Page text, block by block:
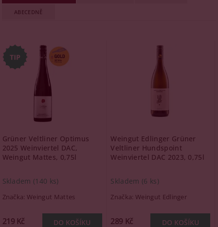
ABECEDNĚ
Grüner Veltliner Optimus
2025 Weinviertel DAC,
Weingut Mattes, 0,75l
Skladem (140 ks)
Značka:Weingut Mattes
219 Kč
Weingut Edlinger Grüner
Veltliner Hundspoint
Weinviertel DAC 2023, 0,75l
Skladem (6 ks)
Značka: Weingut Edlinger
289 Kč